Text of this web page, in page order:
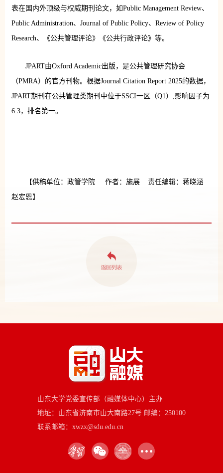
表在国内外顶级与权威期刊论文，如Public Management Review、
Public Administration、Journal of Public Policy、Review of Policy
Research、《公共管理评论》《公共行政评论》等。
JPART由Oxford Academic出版，是公共管理研究协会
（PMRA）的官方刊物。根据Journal Citation Report 2025的数据，
JPART期刊在公共管理类期刊中位于SSCI一区（Q1）,影响因子为
6.3，排名第一。
【供稿单位：政管学院 作者：施展 责任编辑：蒋晓涵
赵宏恩】
山东大学党委宣传部（融媒体中心）主办
地址：山东省济南市山大南路27号 邮编：250100
联系邮箱：xwzx@sdu.edu.cn